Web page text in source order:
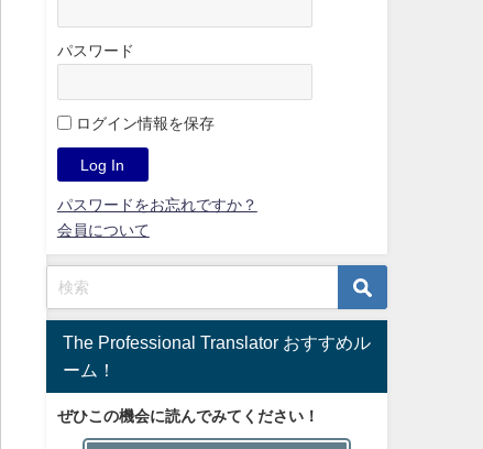
パスワード
ログイン情報を保存
パスワードをお忘れですか？
会員について
The Professional Translator おすすめル
ーム！
ぜひこの機会に読んでみてください！